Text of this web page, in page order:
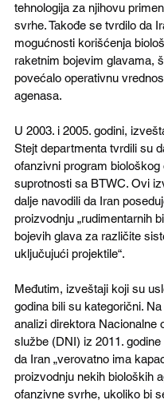
tehnologija za njihovu
svrhe. Takođe se tvrdilo da
mogućnosti korišćenja
raketnim bojevim glavama,
povećalo operativnu
agenasa.
U 2003. i 2005. godini,
Stejt departmenta tvrdili su
ofanzivni program biološkog
suprotnosti sa BTWC. Ovi
dalje navodili da Iran
proizvodnju „rudimentarnih
bojevih glava za različite
uključujući projektile“.
Međutim, izveštaji koji su
godina bili su kategorični.
analizi direktora Nacionalne
službe (DNI) iz 2011.
da Iran „verovatno ima
proizvodnju nekih bioloških
ofanzivne svrhe, ukoliko bi